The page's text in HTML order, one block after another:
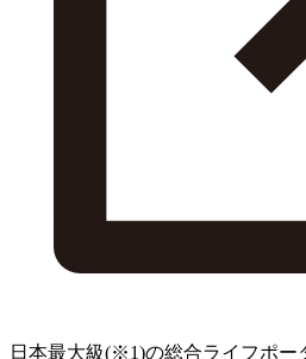
日本最大級(※1)の総合ライフポー